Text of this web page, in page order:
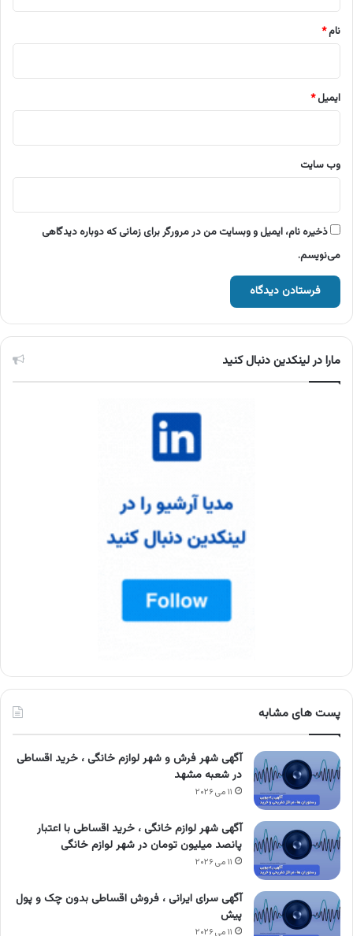
نام*
ایمیل*
وب‌ سایت
ذخیره نام، ایمیل و وبسایت من در مرورگر برای زمانی که دوباره دیدگاهی
می‌نویسم.
مارا در لینکدین دنبال کنید
پست های مشابه
آگهی شهر فرش و شهر لوازم خانگی ، خرید اقساطی
در شعبه مشهد
۱۱ می ۲۰۲۶
آگهی شهر لوازم خانگی ، خرید اقساطی با اعتبار
پانصد میلیون تومان در شهر لوازم خانگی
۱۱ می ۲۰۲۶
آگهی سرای ایرانی ، فروش اقساطی بدون چک و پول
پیش
۱۱ می ۲۰۲۶